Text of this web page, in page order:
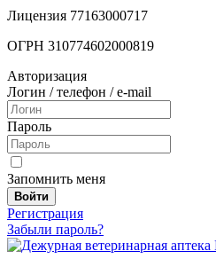
Лицензия 77163000717
ОГРН 310774602000819
Авторизация
Логин / телефон / e-mail
Пароль
Запомнить меня
Войти
Регистрация
Забыли пароль?